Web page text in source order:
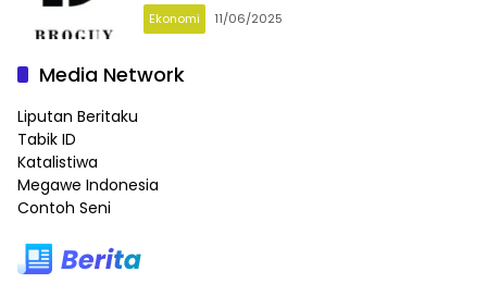
Ekonomi 11/06/2025
Media Network
Liputan Beritaku
Tabik ID
Katalistiwa
Megawe Indonesia
Contoh Seni